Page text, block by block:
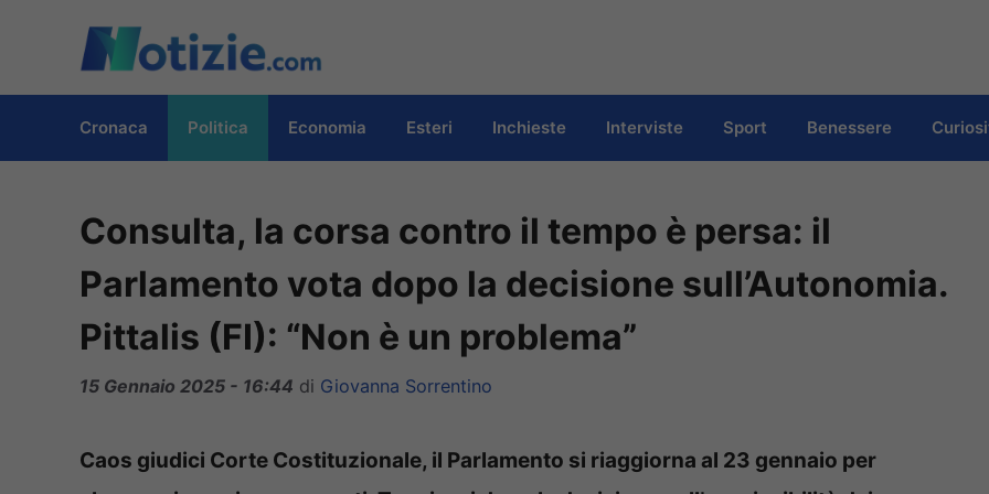
contenuto
Cronaca Politica Economia Esteri Inchieste Interviste Sport Benessere
Consulta, la corsa contro il tempo è persa: il
Parlamento vota dopo la decisione sull’Autonomia.
Pittalis (FI): “Non è un problema”
15 Gennaio 2025 - 16:44 di Giovanna Sorrentino
Caos giudici Corte Costituzionale, il Parlamento si riaggiorna al 23 gennaio per